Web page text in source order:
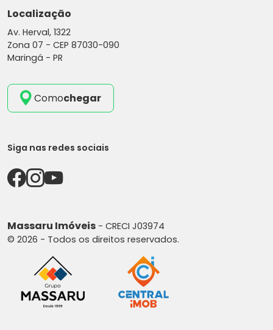
Localização
Av. Herval, 1322
Zona 07 - CEP 87030-090
Maringá - PR
Comochegar
Siga nas redes sociais
Massaru Imóveis - CRECI J03974
© 2026 - Todos os direitos reservados.